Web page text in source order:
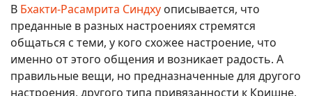
В Бхакти-Расамрита Синдху описывается, что
преданные в разных настроениях стремятся
общаться с теми, у кого схожее настроение, что
именно от этого общения и возникает радость. А
правильные вещи, но предназначенные для другого
настроения, другого типа привязанности к Кришне,